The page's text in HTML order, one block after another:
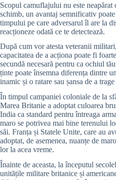
Scopul camuflajului nu este neapărat
schimb, un avantaj semnificativ
timpului pe care adversarul îl are la
reacționeze odată ce te detectează.
După cum vor atesta veteranii
capacitatea de a acționa poate fi
secundă necesară pentru ca ochiul
ținte poate însemna diferența dintre
inamic și o ratare sau șansa de a
În timpul campaniei coloniale de la
Marea Britanie a adoptat culoarea
India ca standard pentru întreaga
maro se potrivea mai bine terenului
săi. Franța și Statele Unite, care au
adoptat, de asemenea, nuanțe de
lor la acea vreme.
Înainte de aceasta, la începutul
unitățile militare britanice și